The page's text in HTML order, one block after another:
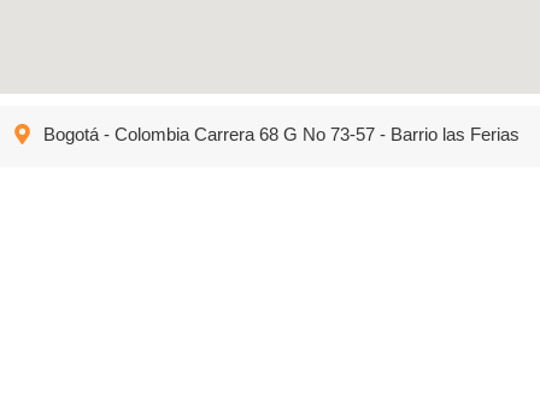
Bogotá - Colombia Carrera 68 G No 73-57 - Barrio las Ferias